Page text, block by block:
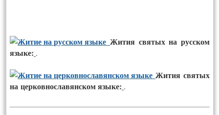
Жития святых на русском
языке: .
Жития святых
на церковнославянском языке: .